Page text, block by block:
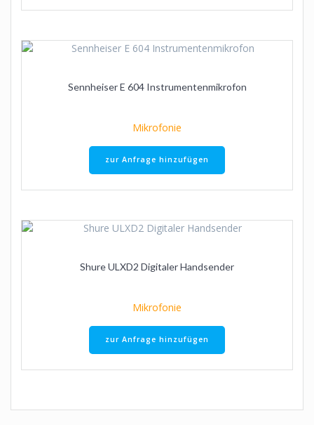
Sennheiser E 604 Instrumentenmikrofon
Mikrofonie
zur Anfrage hinzufügen
Shure ULXD2 Digitaler Handsender
Mikrofonie
zur Anfrage hinzufügen